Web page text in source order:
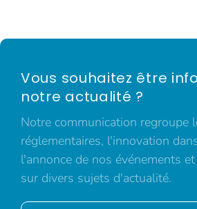
Vous souhaitez être
notre actualité ?
Notre communication regroupe
réglementaires, l'innovation
l'annonce de nos événements
sur divers sujets d'actualité.